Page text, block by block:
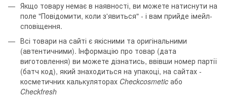
Якщо товару немає в наявності, ви можете натиснути на
поле "Повідомити, коли з'явиться" - і вам прийде імейл-
сповіщення.
Всі товари на сайті є якісними та оригінальними
(автентичними). Інформацію про товар (дата
виготовлення) ви можете дізнатись, ввівши номер партії
(батч код), який знаходиться на упакоці, на сайтах -
косметичних калькуляторах Checkcosmetic або
Checkfresh